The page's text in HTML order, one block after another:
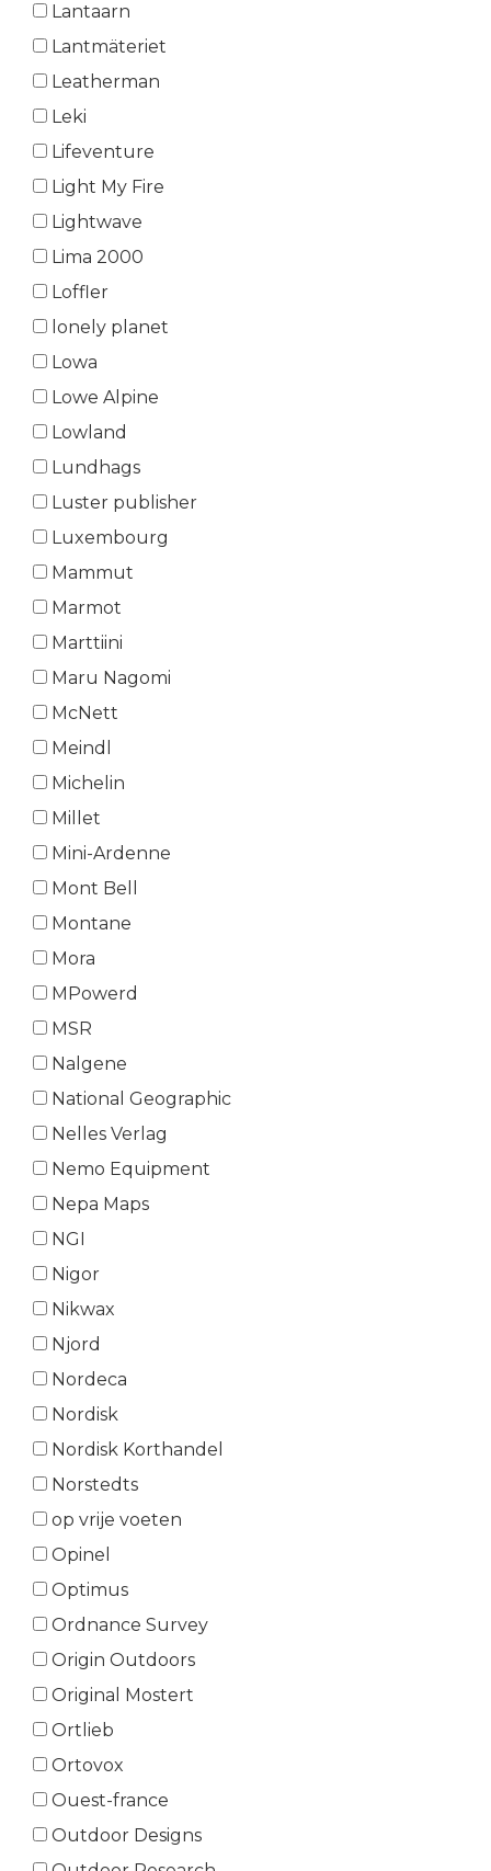
Lantaarn
Lantmäteriet
Leatherman
Leki
Lifeventure
Light My Fire
Lightwave
Lima 2000
Loffler
lonely planet
Lowa
Lowe Alpine
Lowland
Lundhags
Luster publisher
Luxembourg
Mammut
Marmot
Marttiini
Maru Nagomi
McNett
Meindl
Michelin
Millet
Mini-Ardenne
Mont Bell
Montane
Mora
MPowerd
MSR
Nalgene
National Geographic
Nelles Verlag
Nemo Equipment
Nepa Maps
NGI
Nigor
Nikwax
Njord
Nordeca
Nordisk
Nordisk Korthandel
Norstedts
op vrije voeten
Opinel
Optimus
Ordnance Survey
Origin Outdoors
Original Mostert
Ortlieb
Ortovox
Ouest-france
Outdoor Designs